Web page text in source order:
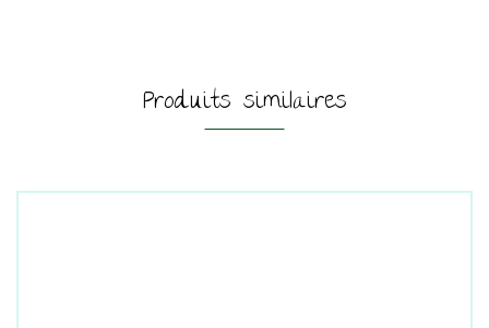
Produits similaires